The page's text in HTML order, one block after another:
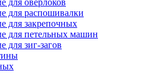
оверлоков
для распошивалки
для закрепочных
для петельных машин
зиг-загов